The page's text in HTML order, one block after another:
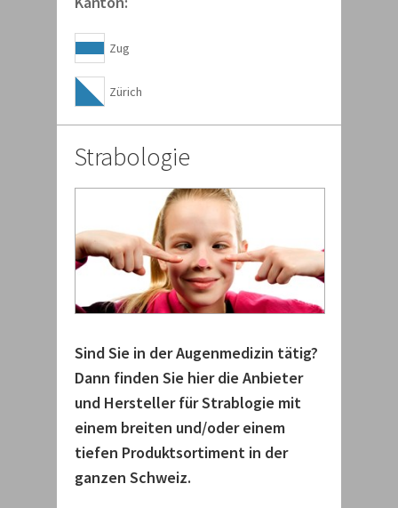
Zug
Zürich
Strabologie
Sind Sie in der Augenmedizin tätig?
Dann finden Sie hier die Anbieter
und Hersteller für Strablogie mit
einem breiten und/oder einem
tiefen Produktsortiment in der
ganzen Schweiz.